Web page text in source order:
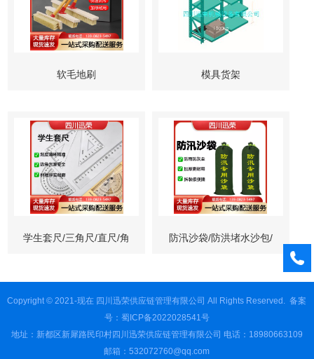
软毛地刷 模具货架
学生套尺/三角尺/直尺/角 防汛沙袋/防洪堵水沙包/
Copyright © 2021-现在 四川迅荣供应链管理有限公司 All Rights Reserved.备案
号：蜀ICP备2022028541号
地址：新都区新犀路民印村四川迅荣供应链管理有限公司 电话：18980663109
邮箱：532072760@qq.com